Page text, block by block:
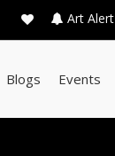
Art Alert
Blogs Events